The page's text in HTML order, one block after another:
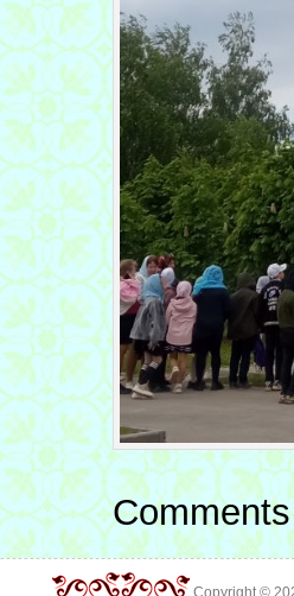
Copyright ©